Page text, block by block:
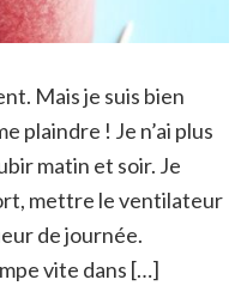
Mais je suis bien
plaindre ! Je n’ai plus
matin et soir. Je
mettre le ventilateur
de journée.
vite dans […]